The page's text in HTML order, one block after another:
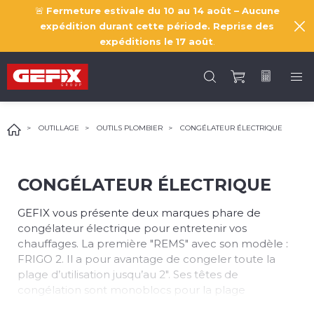
🚨 Fermeture estivale du 10 au 14 août – Aucune
expédition durant cette période. Reprise des
expéditions le 17 août
OUTILLAGE OUTILS PLOMBIER CONGÉLATEUR ÉLECTRIQUE
CONGÉLATEUR ÉLECTRIQUE
GEFIX vous présente deux marques phare de
congélateur électrique pour entretenir vos
chauffages. La première "REMS" avec son modèle :
FRIGO 2. Il a pour avantage de congeler toute la
plage d’utilisation jusqu’au 2". Ses têtes de
congélation sont monoblocs pour la plage